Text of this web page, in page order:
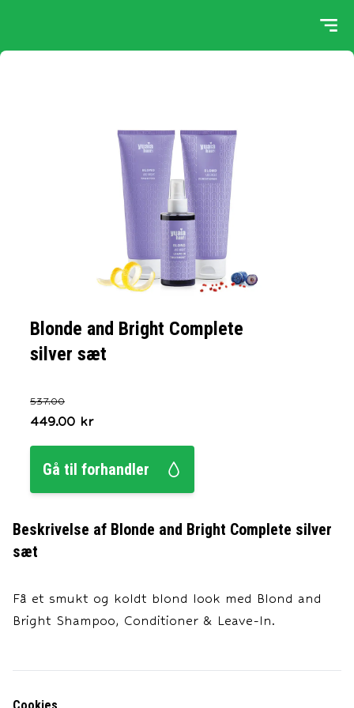
Blonde and Bright Complete
silver sæt
537.00
449.00 kr
Gå til forhandler
Beskrivelse af Blonde and Bright Complete silver
sæt
Få et smukt og koldt blond look med Blond and
Bright Shampoo, Conditioner & Leave-In.